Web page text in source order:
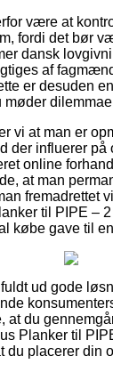
være at
fordi det bør
dansk
af
er desuden
møder
vi at man er
der influerer på
online
at man
fremadrettet
til PIPE –
købe gave til
ud gode
at du
Planker til
du placerer din